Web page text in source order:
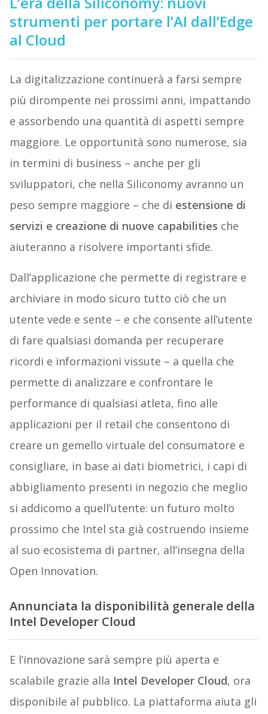
strumenti per portare l’AI dall’Edge
al Cloud
La digitalizzazione continuerà a farsi sempre
più dirompente nei prossimi anni, impattando
e assorbendo una quantità di aspetti sempre
maggiore. Le opportunità sono numerose, sia
in termini di business – anche per gli
sviluppatori, che nella Siliconomy avranno un
peso sempre maggiore – che di estensione di
servizi e creazione di nuove capabilities che
aiuteranno a risolvere importanti sfide.
Dall’applicazione che permette di registrare e
archiviare in modo sicuro tutto ciò che un
utente vede e sente – e che consente all’utente
di fare qualsiasi domanda per recuperare
ricordi e informazioni vissute – a quella che
permette di analizzare e confrontare le
performance di qualsiasi atleta, fino alle
applicazioni per il retail che consentono di
creare un gemello virtuale del consumatore e
consigliare, in base ai dati biometrici, i capi di
abbigliamento presenti in negozio che meglio
si addicomo a quell’utente: un futuro molto
prossimo che Intel sta già costruendo insieme
al suo ecosistema di partner, all’insegna della
Open Innovation.
Annunciata la disponibilità generale della
Intel Developer Cloud
E l’innovazione sarà sempre più aperta e
scalabile grazie alla Intel Developer Cloud, ora
disponibile al pubblico. La piattaforma aiuta gli